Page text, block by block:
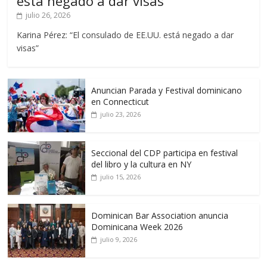
julio 26, 2026
Karina Pérez: “El consulado de EE.UU. está negado a dar
visas”
Anuncian Parada y Festival dominicano
en Connecticut
julio 23, 2026
Seccional del CDP participa en festival
del libro y la cultura en NY
julio 15, 2026
Dominican Bar Association anuncia
Dominicana Week 2026
julio 9, 2026